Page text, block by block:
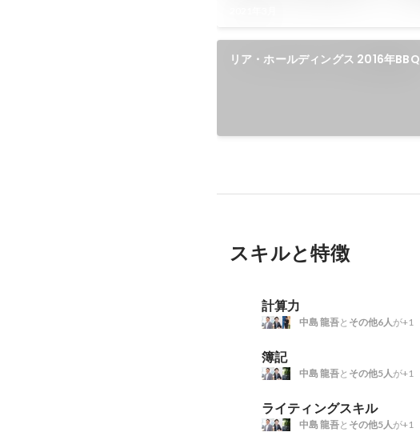
リア・ホールディングス 2016年BBQ
スキルと特徴
計算力
中島 龍吾と その他6人が+1
簿記
中島 龍吾と その他5人が+1
ライティングスキル
中島 龍吾と その他5人が+1